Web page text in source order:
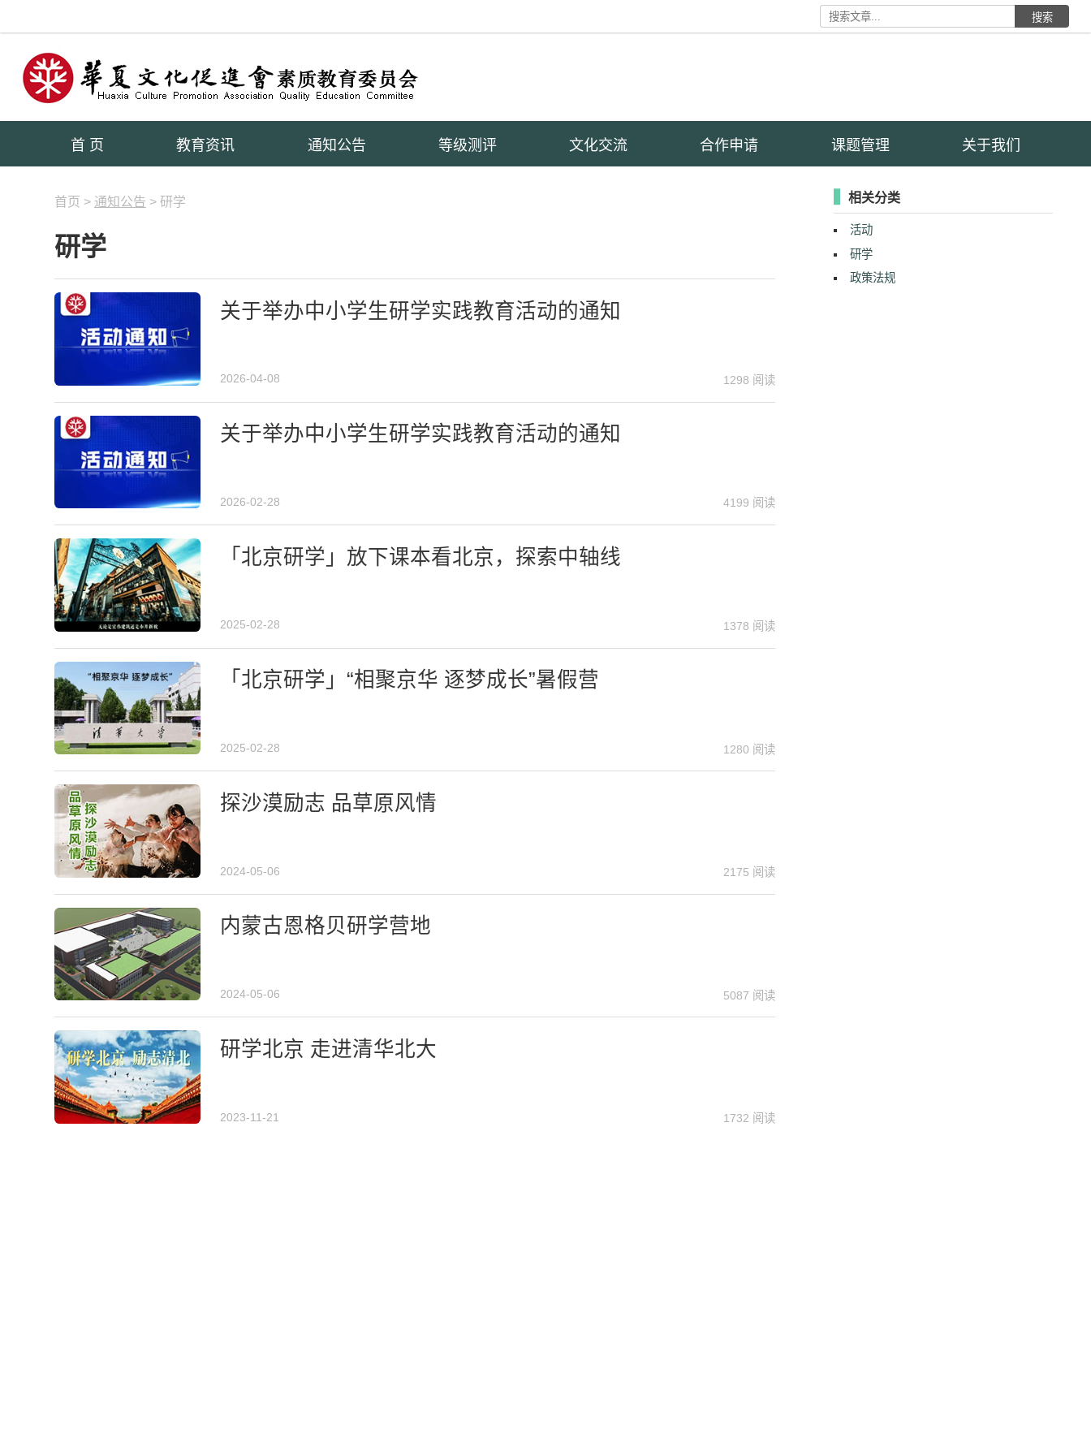
搜索
首 页 教育资讯 通知公告 等级测评 文化交流 合作申请 课题管理 关于我们
首页 > 通知公告 > 研学
研学
关于举办中小学生研学实践教育活动的通知
2026-04-08 1298 阅读
关于举办中小学生研学实践教育活动的通知
2026-02-28 4199 阅读
「北京研学」放下课本看北京，探索中轴线
2025-02-28 1378 阅读
「北京研学」“相聚京华 逐梦成长”暑假营
2025-02-28 1280 阅读
探沙漠励志 品草原风情
2024-05-06 2175 阅读
内蒙古恩格贝研学营地
2024-05-06 5087 阅读
研学北京 走进清华北大
2023-11-21 1732 阅读
相关分类
活动
研学
政策法规